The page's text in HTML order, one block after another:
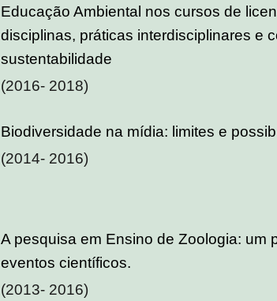
Educação Ambiental nos cursos de
disciplinas, práticas interdisciplinares e
sustentabilidade
(2016- 2018)
Biodiversidade na mídia: limites e
(2014- 2016)
A pesquisa em Ensino de Zoologia: um
eventos científicos.
(2013- 2016)